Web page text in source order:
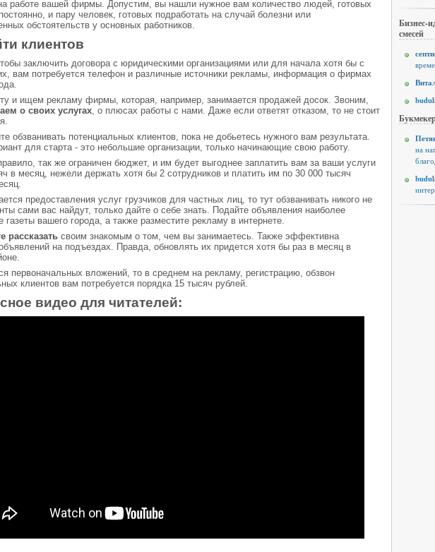
работе вашей фирмы. Допустим, вы нашли нужное вам количество людей, готовых
и пару человек, готовых подработать на случай болезни или
обстоятельств у основных работников.
клиентов
заключить договора с юридическими организациями или для начала хотя бы с
вам потребуется телефон и различные источники рекламы, информация о фирмах
и ищем рекламу фирмы, которая, например, занимается продажей досок. Звоним,
о своих услугах, о плюсах работы с нами. Даже если ответят отказом, то не стоит
обзванивать потенциальных клиентов, пока не добьетесь нужного вам результата.
для старта - это небольшие организации, только начинающие свою работу.
так же ограничен бюджет, и им будет выгоднее заплатить вам за ваши услуги
в месяц, нежели держать хотя бы 2 сотрудников и платить им по 30 000 тысяч
предоставления услуг грузчиков для частных лиц, то тут обзванивать никого не
сами вас найдут, только дайте о себе знать. Подайте объявления наиболее
газеты вашего города, а также разместите рекламу в интернете.
рассказать своим знакомым о том, чем вы занимаетесь. Также эффективна
на подъездах. Правда, обновлять их придется хотя бы раз в месяц в
первоначальных вложений, то в среднем на рекламу, регистрацию, обзвон
клиентов вам потребуется порядка 15 тысяч рублей.
видео для читателей:
Бизнес-
смесей
на